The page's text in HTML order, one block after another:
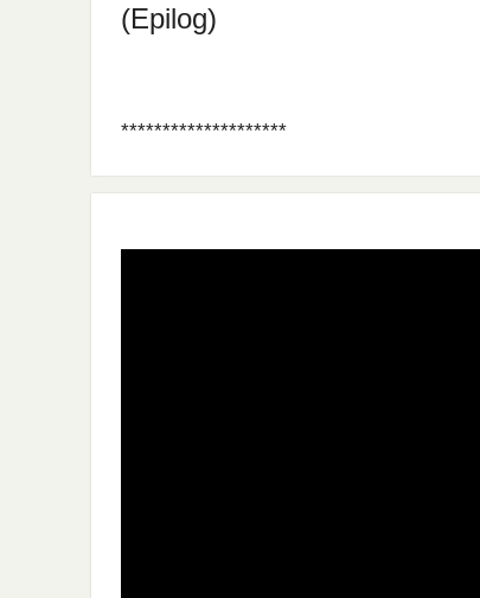
(Epilog)
********************